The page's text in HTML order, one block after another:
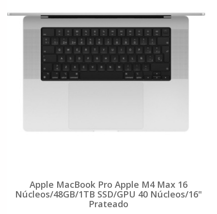
Apple MacBook Pro Apple M4 Max 16
Núcleos/48GB/1TB SSD/GPU 40 Núcleos/16"
Prateado